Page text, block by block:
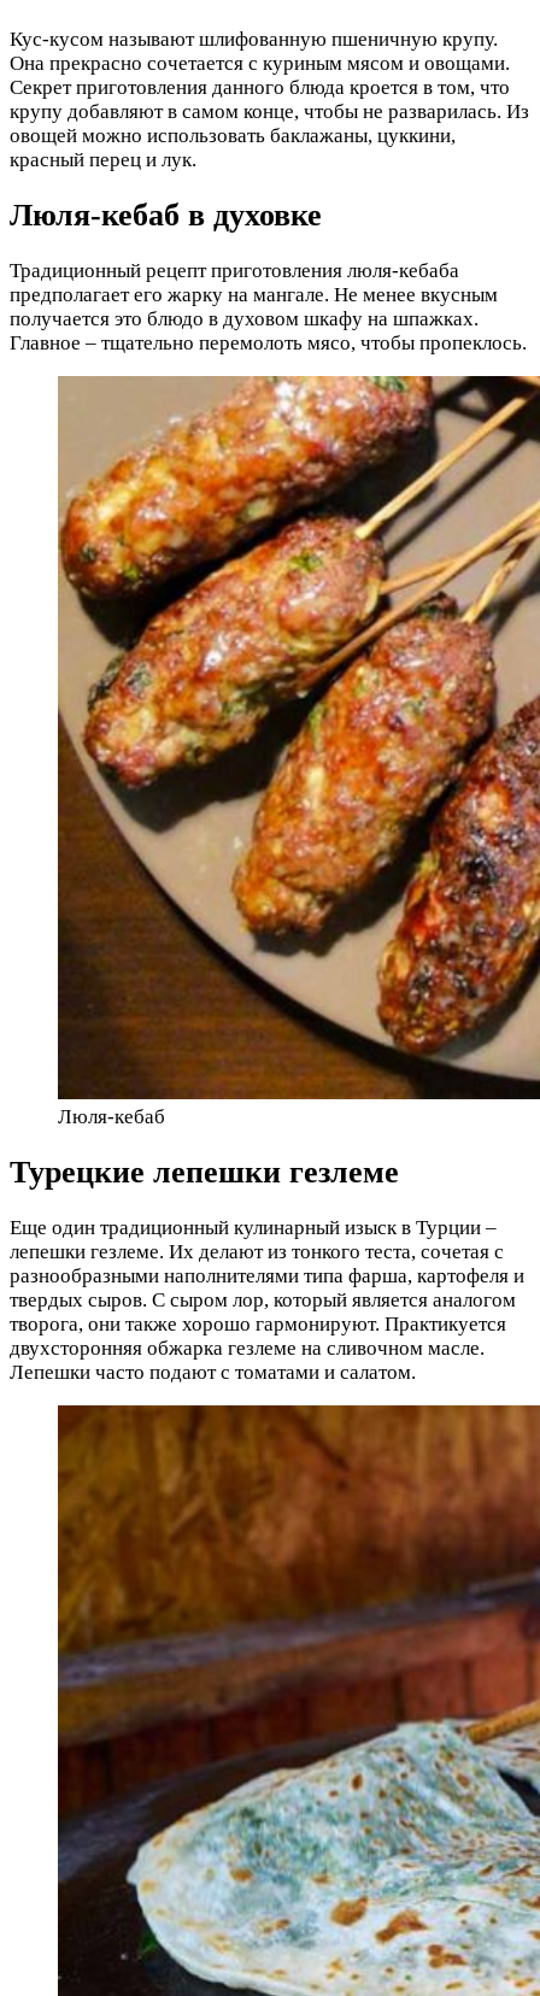
Кус-кусом называют шлифованную пшеничную крупу.
Она прекрасно сочетается с куриным мясом и овощами.
Секрет приготовления данного блюда кроется в том, что
крупу добавляют в самом конце, чтобы не разварилась. Из
овощей можно использовать баклажаны, цуккини,
красный перец и лук.
Люля-кебаб в духовке
Традиционный рецепт приготовления люля-кебаба
предполагает его жарку на мангале. Не менее вкусным
получается это блюдо в духовом шкафу на шпажках.
Главное – тщательно перемолоть мясо, чтобы пропеклось.
Люля-кебаб
Турецкие лепешки гезлеме
Еще один традиционный кулинарный изыск в Турции –
лепешки гезлеме. Их делают из тонкого теста, сочетая с
разнообразными наполнителями типа фарша, картофеля и
твердых сыров. С сыром лор, который является аналогом
творога, они также хорошо гармонируют. Практикуется
двухсторонняя обжарка гезлеме на сливочном масле.
Лепешки часто подают с томатами и салатом.